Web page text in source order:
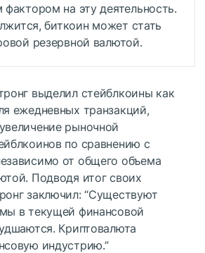
на эту деятельность.
биткоин может стать
резервной валютой.
выделил стейблкоины как
ежедневных транзакций,
рыночной
по сравнению с
от общего объема
Подводя итог своих
заключил: “Существуют
в текущей финансовой
Криптовалюта
индустрию.”